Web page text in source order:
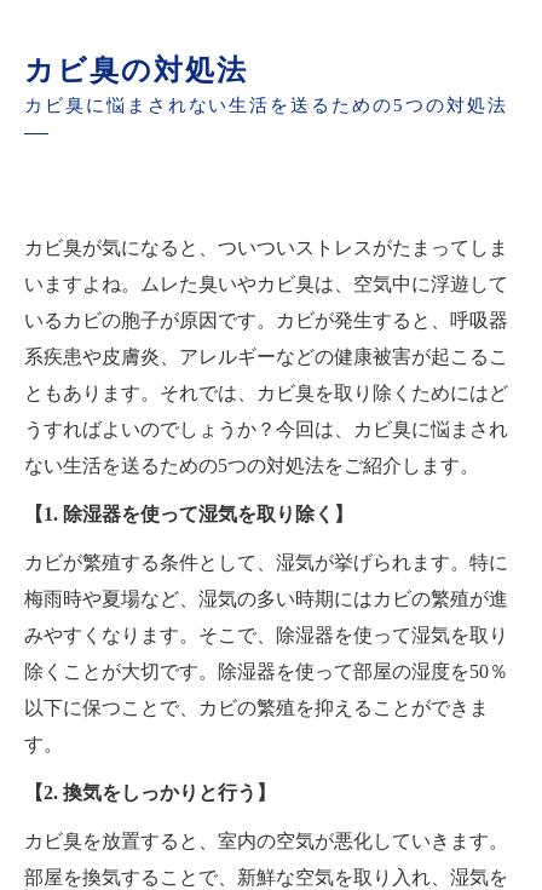
カビ臭の対処法
カビ臭に悩まされない生活を送るための5つの対処法
カビ臭が気になると、ついついストレスがたまってしま
いますよね。ムレた臭いやカビ臭は、空気中に浮遊して
いるカビの胞子が原因です。カビが発生すると、呼吸器
系疾患や皮膚炎、アレルギーなどの健康被害が起こるこ
ともあります。それでは、カビ臭を取り除くためにはど
うすればよいのでしょうか？今回は、カビ臭に悩まされ
ない生活を送るための5つの対処法をご紹介します。
【1. 除湿器を使って湿気を取り除く】
カビが繁殖する条件として、湿気が挙げられます。特に
梅雨時や夏場など、湿気の多い時期にはカビの繁殖が進
みやすくなります。そこで、除湿器を使って湿気を取り
除くことが大切です。除湿器を使って部屋の湿度を50％
以下に保つことで、カビの繁殖を抑えることができま
す。
【2. 換気をしっかりと行う】
カビ臭を放置すると、室内の空気が悪化していきます。
部屋を換気することで、新鮮な空気を取り入れ、湿気を